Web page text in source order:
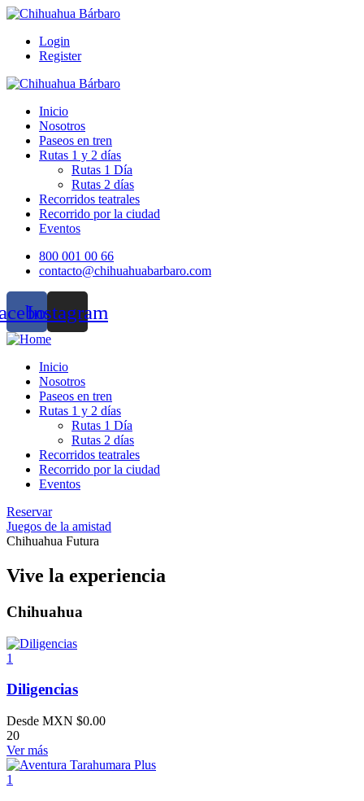
Login
Register
Inicio
Nosotros
Paseos en tren
Rutas 1 y 2 días
Rutas 1 Día
Rutas 2 días
Recorridos teatrales
Recorrido por la ciudad
Eventos
800 001 00 66
contacto@chihuahuabarbaro.com
Instagram
Inicio
Nosotros
Paseos en tren
Rutas 1 y 2 días
Rutas 1 Día
Rutas 2 días
Recorridos teatrales
Recorrido por la ciudad
Eventos
Reservar
Juegos de la amistad
Chihuahua Futura
Vive la experiencia
Chihuahua
1
Diligencias
Desde MXN $0.00
20
Ver más
1